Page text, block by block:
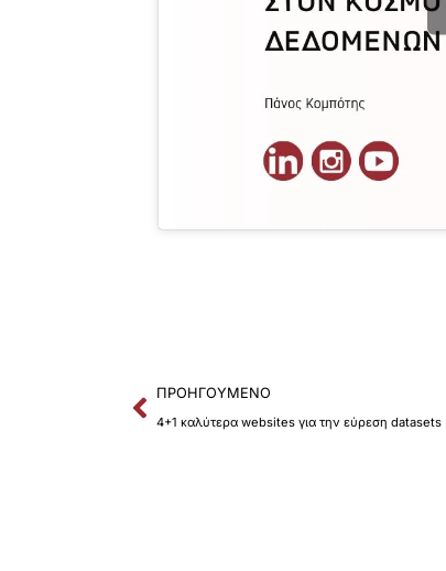
Prev
ΠΡΟΗΓΟΎΜΕΝΟ
4+1 καλύτερα websites για την εύρεση datasets